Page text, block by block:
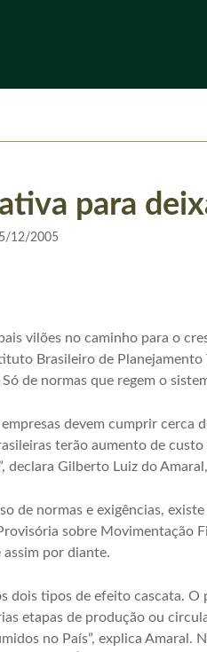
para
12/2005
vilões no caminho para o
Brasileiro de
de normas que regem o
devem cumprir cerca
terão aumento de
declara Gilberto Luiz do
de normas e exigências,
sobre Movimentação
assim por diante.
dois tipos de efeito cascata.
etapas de produção ou
no País”, explica